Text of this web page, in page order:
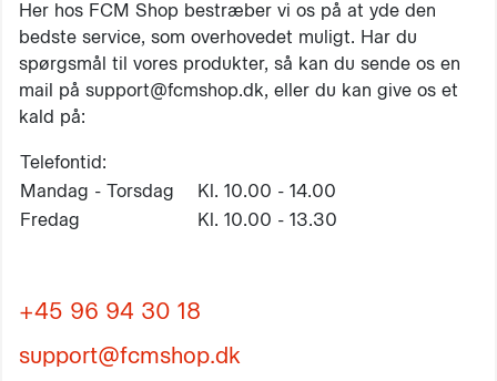
Her hos FCM Shop bestræber vi os på at yde den
bedste service, som overhovedet muligt. Har du
spørgsmål til vores produkter, så kan du sende os en
mail på support@fcmshop.dk, eller du kan give os et
kald på:
Telefontid:
Mandag - Torsdag
Kl. 10.00 - 14.00
Fredag
Kl. 10.00 - 13.30
+45 96 94 30 18
support@fcmshop.dk